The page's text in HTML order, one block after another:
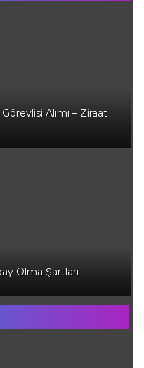
Alımı – Ziraat
Olma Şartları